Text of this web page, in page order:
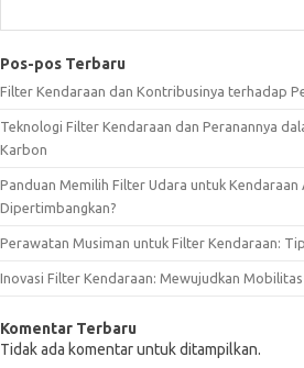
Pos-pos Terbaru
Filter Kendaraan dan Kontribusinya terhadap
Teknologi Filter Kendaraan dan Peranannya
Karbon
Panduan Memilih Filter Udara untuk Kendaraan
Dipertimbangkan?
Perawatan Musiman untuk Filter Kendaraan:
Inovasi Filter Kendaraan: Mewujudkan
Komentar Terbaru
Tidak ada komentar untuk ditampilkan.